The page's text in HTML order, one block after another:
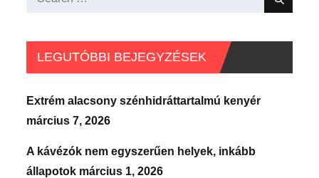
Search
LEGUTÓBBI BEJEGYZÉSEK
Extrém alacsony szénhidráttartalmú kenyér
március 7, 2026
A kávézók nem egyszerűen helyek, inkább
állapotok március 1, 2026